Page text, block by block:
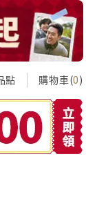
點 購物車(0)